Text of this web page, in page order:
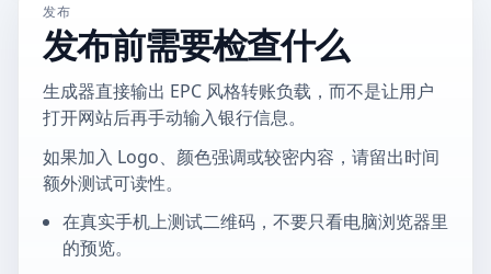
发布
发布前需要检查什么
生成器直接输出 EPC 风格转账负载，而不是让用户
打开网站后再手动输入银行信息。
如果加入 Logo、颜色强调或较密内容，请留出时间
额外测试可读性。
在真实手机上测试二维码，不要只看电脑浏览器里
的预览。